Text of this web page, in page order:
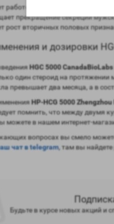
работоспособность тестикул;
прекращение секреции
рост вторичных половых
и дозировки
HGC 5000 CanadaBioLabs
один стероид на
превышает два месяца, а в
HP-HCG 5000
помнить, что между двумя
можете в нашем интернет-
вопросах вы смело
чат в telegram, там вы
Будьте в курсе новых акций и